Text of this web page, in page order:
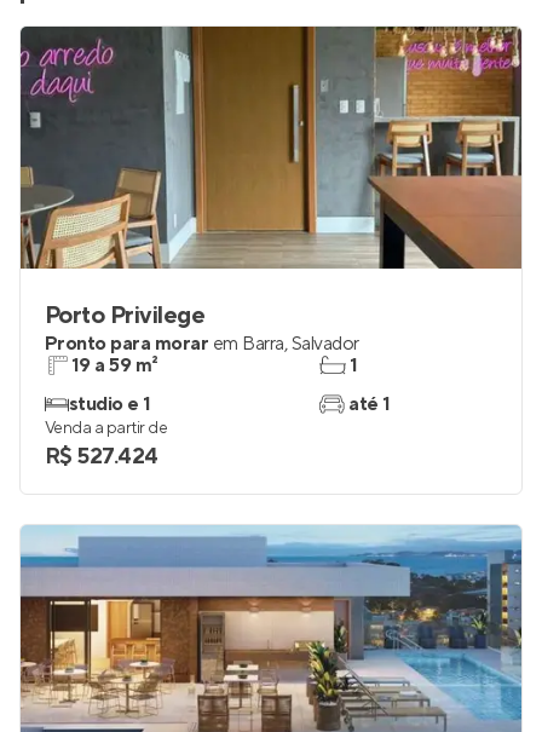
Porto Privilege
Pronto para morar em Barra,Salvador
19 a 59 m²
studio e 1
1
até 1
Venda a partir de
R$ 527.424